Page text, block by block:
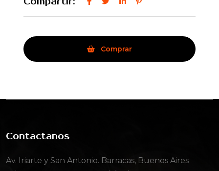
Comprar
Contactanos
Av. Iriarte y San Antonio. Barracas, Buenos Aires